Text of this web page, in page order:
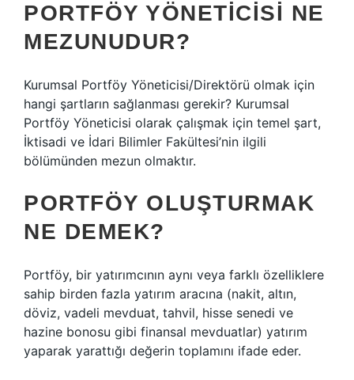
PORTFÖY YÖNETICISI NE
MEZUNUDUR?
Kurumsal Portföy Yöneticisi/Direktörü olmak için
hangi şartların sağlanması gerekir? Kurumsal
Portföy Yöneticisi olarak çalışmak için temel şart,
İktisadi ve İdari Bilimler Fakültesi’nin ilgili
bölümünden mezun olmaktır.
PORTFÖY OLUŞTURMAK
NE DEMEK?
Portföy, bir yatırımcının aynı veya farklı özelliklere
sahip birden fazla yatırım aracına (nakit, altın,
döviz, vadeli mevduat, tahvil, hisse senedi ve
hazine bonosu gibi finansal mevduatlar) yatırım
yaparak yarattığı değerin toplamını ifade eder.